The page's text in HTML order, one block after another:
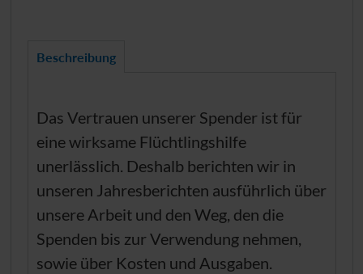
Beschreibung
Das Vertrauen unserer Spender ist für
eine wirksame Flüchtlingshilfe
unerlässlich. Deshalb berichten wir in
unseren Jahresberichten ausführlich über
unsere Arbeit und den Weg, den die
Spenden bis zur Verwendung nehmen,
sowie über Kosten und Ausgaben.